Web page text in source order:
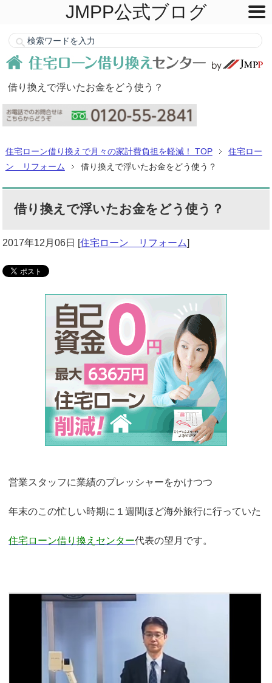
借り換えで浮いたお金をどう使う？
住宅ローン借り換えで月々の家計費負担を軽減！ TOP
住宅ロー
ン リフォーム
借り換えで浮いたお金をどう使う？
借り換えで浮いたお金をどう使う？
2017年12月06日 [住宅ローン リフォーム]
営業スタッフに業績のプレッシャーをかけつつ
年末のこの忙しい時期に１週間ほど海外旅行に行っていた
住宅ローン借り換えセンター代表の望月です。
JMPP公式ブログ